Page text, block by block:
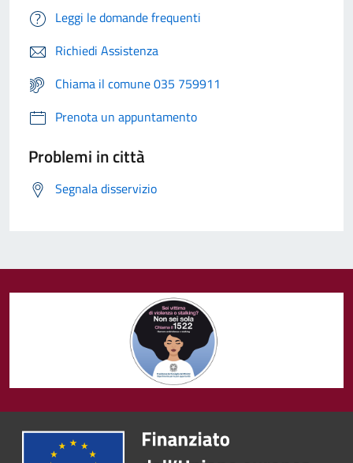
Leggi le domande frequenti
Richiedi Assistenza
Chiama il comune 035 759911
Prenota un appuntamento
Problemi in città
Segnala disservizio